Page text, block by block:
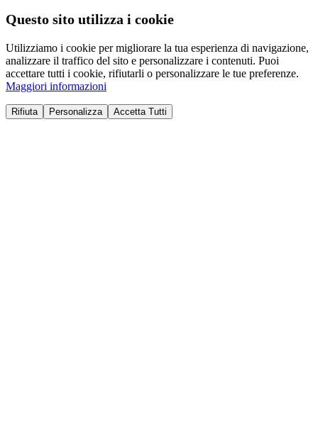
Questo sito utilizza i cookie
Utilizziamo i cookie per migliorare la tua esperienza di navigazione,
analizzare il traffico del sito e personalizzare i contenuti. Puoi
accettare tutti i cookie, rifiutarli o personalizzare le tue preferenze.
Maggiori informazioni
Rifiuta Personalizza Accetta Tutti